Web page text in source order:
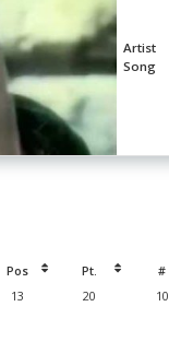
Artist
Song
Pos Pt. #
13 20 10